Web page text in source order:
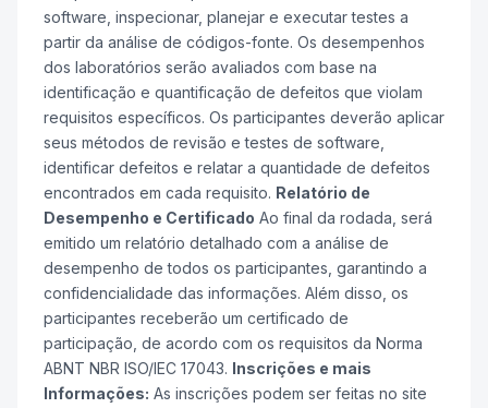
software, inspecionar, planejar e executar testes a
partir da análise de códigos-fonte. Os desempenhos
dos laboratórios serão avaliados com base na
identificação e quantificação de defeitos que violam
requisitos específicos. Os participantes deverão aplicar
seus métodos de revisão e testes de software,
identificar defeitos e relatar a quantidade de defeitos
encontrados em cada requisito. Relatório de
Desempenho e Certificado Ao final da rodada, será
emitido um relatório detalhado com a análise de
desempenho de todos os participantes, garantindo a
confidencialidade das informações. Além disso, os
participantes receberão um certificado de
participação, de acordo com os requisitos da Norma
ABNT NBR ISO/IEC 17043. Inscrições e mais
Informações: As inscrições podem ser feitas no site